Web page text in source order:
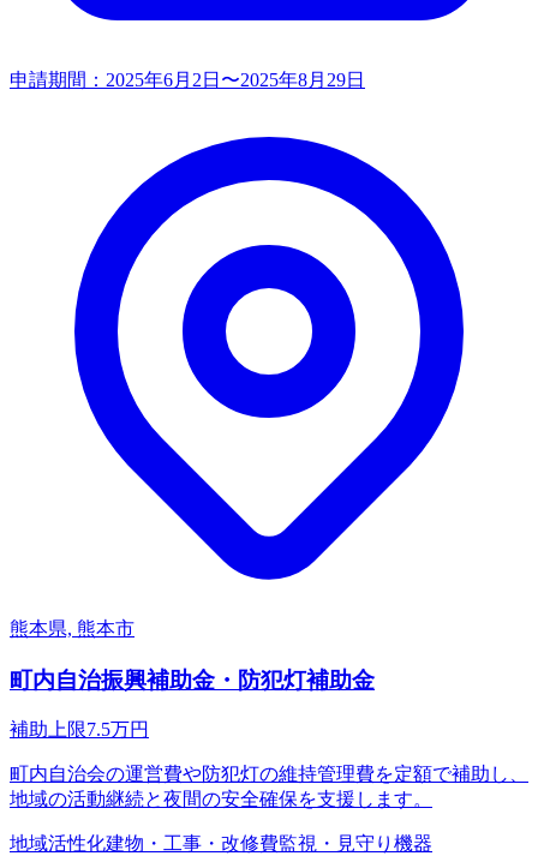
申請期間： 2025年6月2日〜2025年8月29日
熊本県, 熊本市
町内自治振興補助金・防犯灯補助金
補助上限7.5万円
町内自治会の運営費や防犯灯の維持管理費を定額で補助し、
地域の活動継続と夜間の安全確保を支援します。
地域活性化建物・工事・改修費監視・見守り機器